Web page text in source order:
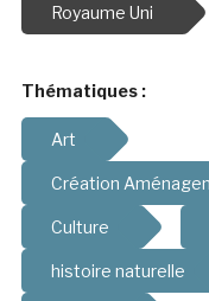
Royaume Uni
Thématiques :
Art
Création
Culture
histoire naturelle